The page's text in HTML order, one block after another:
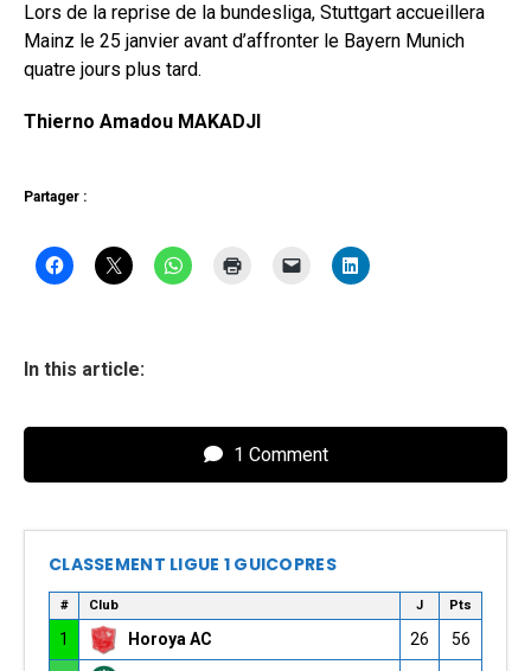
Lors de la reprise de la bundesliga, Stuttgart accueillera
Mainz le 25 janvier avant d’affronter le Bayern Munich
quatre jours plus tard.
Thierno Amadou MAKADJI
Partager :
In this article:
1 Comment
CLASSEMENT LIGUE 1 GUICOPRES
# Club J Pts
1 Horoya AC 26 56